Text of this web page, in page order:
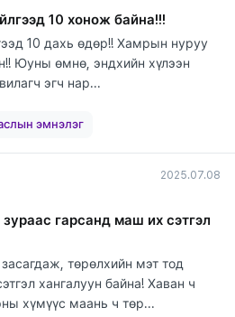
10 хонож байна!!!
өдөр!! Хамрын нуруу
эгч нар...
эмнэлэг
2025.07.08
гарсанд маш их сэтгэл
төрөлхийн мэт тод
хангалуун байна! Хаван ч
хүмүүс маань ч төр...